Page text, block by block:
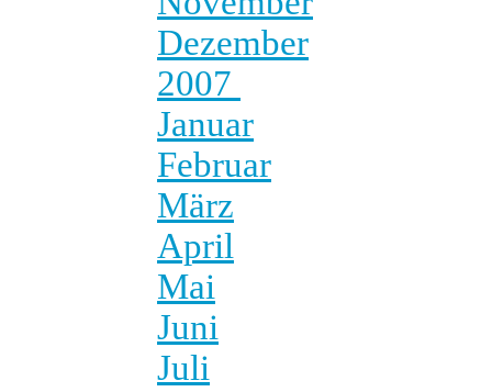
Dezember
2007
Januar
Februar
März
April
Mai
Juni
Juli